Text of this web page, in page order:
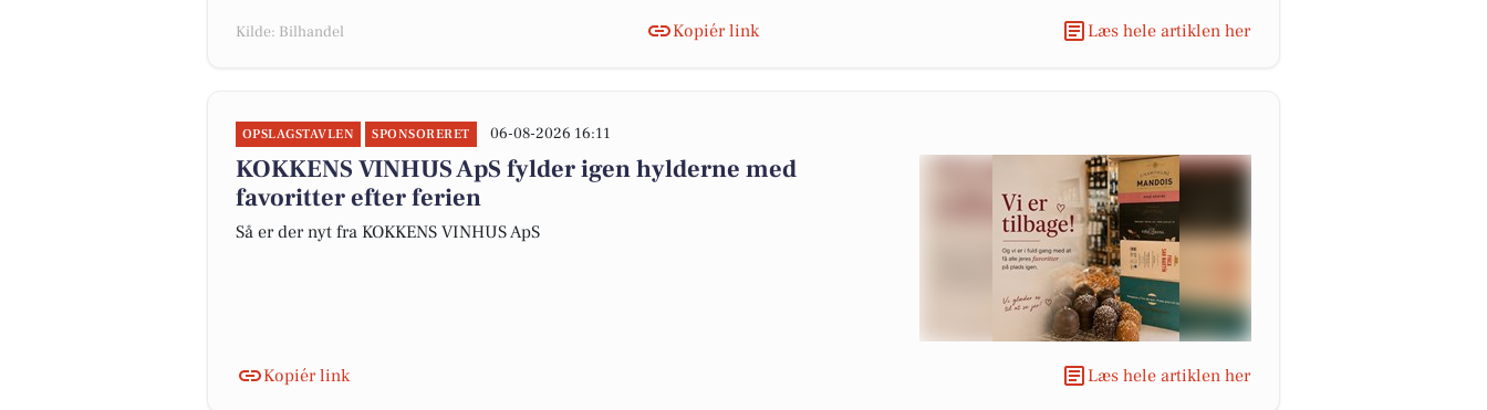
Kilde: Bilhandel Kopiér link Læs hele artiklen her
OPSLAGSTAVLEN SPONSORERET 06-08-2026 16:11
KOKKENS VINHUS ApS fylder igen hylderne med
favoritter efter ferien
Så er der nyt fra KOKKENS VINHUS ApS
Kopiér link Læs hele artiklen her